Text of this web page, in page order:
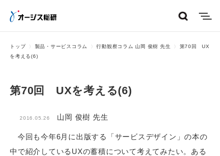
トップ 製品・サービスコラム 行動観察コラム 山岡 俊樹 先生
第70回 UX
を考える(6)
第70回 UXを考える(6)
2016.05.26 山岡 俊樹 先生
今回も今年6月に出版する「サービスデザイン」の本の
中で紹介しているUXの蓄積について考えてみたい。ある